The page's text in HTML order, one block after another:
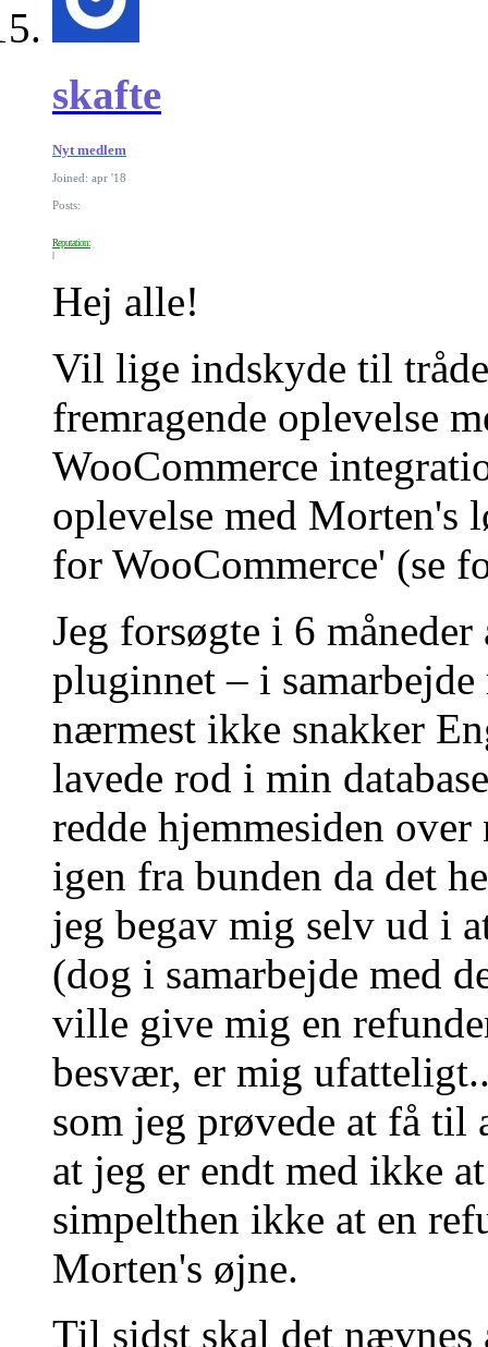
skafte
Nyt medlem
Joined: apr '18
Posts:
Reputation:
Hej alle!
Vil lige indskyde til
fremragende oplevelse
WooCommerce
oplevelse med Morten's
for WooCommerce' (se
Jeg forsøgte i 6
pluginnet – i
nærmest ikke snakker
lavede rod i min
redde hjemmesiden over
igen fra bunden da det
jeg begav mig selv ud i
(dog i samarbejde med
ville give mig en
besvær, er mig
som jeg prøvede at få til
at jeg er endt med ikke
simpelthen ikke at en
Morten's øjne.
Til sidst skal det